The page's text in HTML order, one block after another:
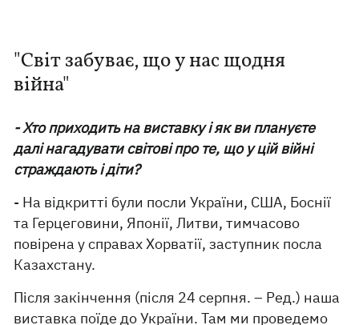
"Світ забуває, що у нас щодня
війна"
- Хто приходить на виставку і як ви плануєте
далі нагадувати світові про те, що у цій війні
страждають і діти?
- На відкритті були посли України, США, Боснії
та Герцеговини, Японії, Литви, тимчасово
повірена у справах Хорватії, заступник посла
Казахстану.
Після закінчення (після 24 серпня. – Ред.) наша
виставка поїде до України. Там ми проведемо